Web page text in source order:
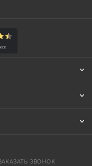
ЗВОНОК